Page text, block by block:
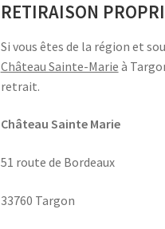
RETIRAISON
Si vous êtes de la région et
Château Sainte-Marie à
retrait.
Château Sainte Marie
51 route de Bordeaux
33760 Targon